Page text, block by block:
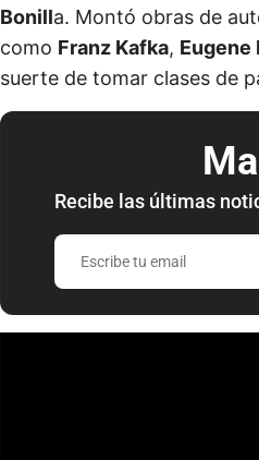
Bonilla. Montó obras de
como Franz Kafka, Eugene
suerte de tomar clases de
Recibe las últimas
E
s
r